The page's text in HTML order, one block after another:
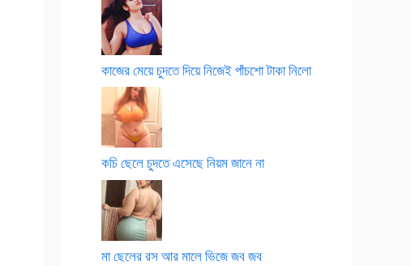
কাজের মেয়ে চুদতে দিয়ে নিজেই পাঁচশো টাকা নিলো
কচি ছেলে চুদতে এসেছে নিয়ম জানে না
মা ছেলের রস আর মালে ভিজে জব জব